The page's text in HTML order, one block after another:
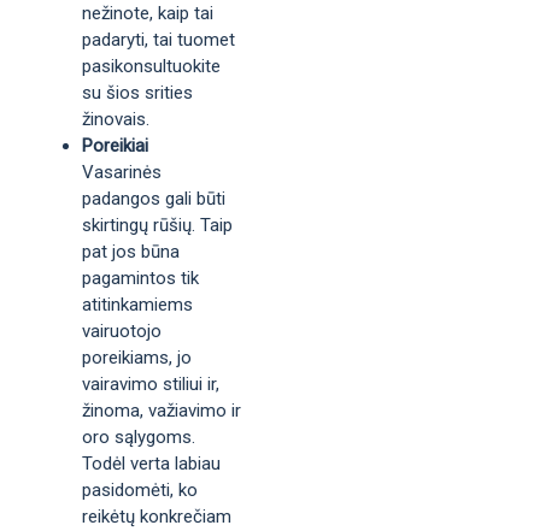
nežinote, kaip tai
padaryti, tai tuomet
pasikonsultuokite
su šios srities
žinovais.
Poreikiai
Vasarinės
padangos gali būti
skirtingų rūšių. Taip
pat jos būna
pagamintos tik
atitinkamiems
vairuotojo
poreikiams, jo
vairavimo stiliui ir,
žinoma, važiavimo ir
oro sąlygoms.
Todėl verta labiau
pasidomėti, ko
reikėtų konkrečiam